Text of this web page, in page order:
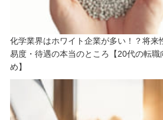
化学業界はホワイト企業が多い！？将来
易度・待遇の本当のところ【20代の転職
め】